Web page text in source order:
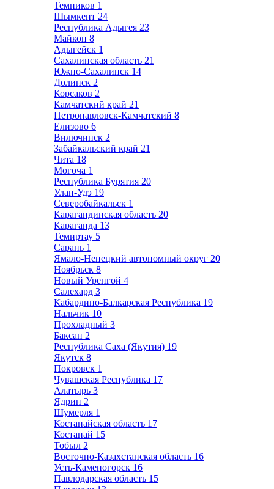
Темников 1
Шымкент 24
Республика Адыгея 23
Майкоп 8
Адыгейск 1
Сахалинская область 21
Южно-Сахалинск 14
Долинск 2
Корсаков 2
Камчатский край 21
Петропавловск-Камчатский 8
Елизово 6
Вилючинск 2
Забайкальский край 21
Чита 18
Могоча 1
Республика Бурятия 20
Улан-Удэ 19
Северобайкальск 1
Карагандинская область 20
Караганда 13
Темиртау 5
Сарань 1
Ямало-Ненецкий автономный округ 20
Ноябрьск 8
Новый Уренгой 4
Салехард 3
Кабардино-Балкарская Республика 19
Нальчик 10
Прохладный 3
Баксан 2
Республика Саха (Якутия) 19
Якутск 8
Покровск 1
Чувашская Республика 17
Алатырь 3
Ядрин 2
Шумерля 1
Костанайская область 17
Костанай 15
Тобыл 2
Восточно-Казахстанская область 16
Усть-Каменогорск 16
Павлодарская область 15